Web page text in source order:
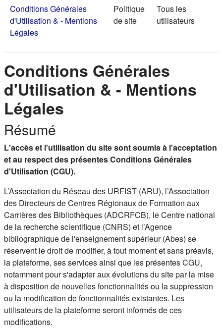
Conditions Générales
d'Utilisation & - Mentions
Légales
Politique
de site
Tous les
utilisateurs
Conditions Générales
d'Utilisation & - Mentions
Légales
Résumé
L'accès et l'utilisation du site sont soumis à l'acceptation
et au respect des présentes Conditions Générales
d'Utilisation (CGU).
L’Association du Réseau des URFIST (ARU), l’Association
des Directeurs de Centres Régionaux de Formation aux
Carrières des Bibliothèques (ADCRFCB), le Centre national
de la recherche scientifique (CNRS) et l’Agence
bibliographique de l'enseignement supérieur (Abes) se
réservent le droit de modifier, à tout moment et sans préavis,
la plateforme, ses services ainsi que les présentes CGU,
notamment pour s'adapter aux évolutions du site par la mise
à disposition de nouvelles fonctionnalités ou la suppression
ou la modification de fonctionnalités existantes. Les
utilisateurs de la plateforme seront informés de ces
modifications.